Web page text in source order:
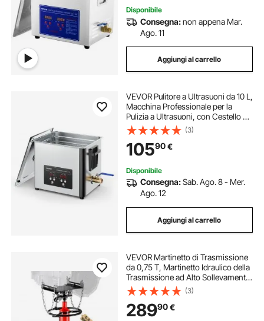
Disponibile
Consegna:non appena Mar.
Ago. 11
Aggiungi al carrello
VEVOR Pulitore a Ultrasuoni da 10 L,
Macchina Professionale per la
Pulizia a Ultrasuoni, con Cestello di
Pulizia e Schermo Digitale, in
Acciaio Inox da 180 W e 40 kHz per
Orologi, Rasoi, Gioielli
(3)
10590€
Disponibile
Consegna:Sab. Ago. 8 - Mer.
Ago. 12
Aggiungi al carrello
VEVOR Martinetto di Trasmissione
da 0,75 T, Martinetto Idraulico della
Trasmissione ad Alto Sollevamento,
Jack a Trasmissione Verticale con 4
Rotelle Girevoli per Autoveicoli o
Autocarri Leggeri
(3)
28990€